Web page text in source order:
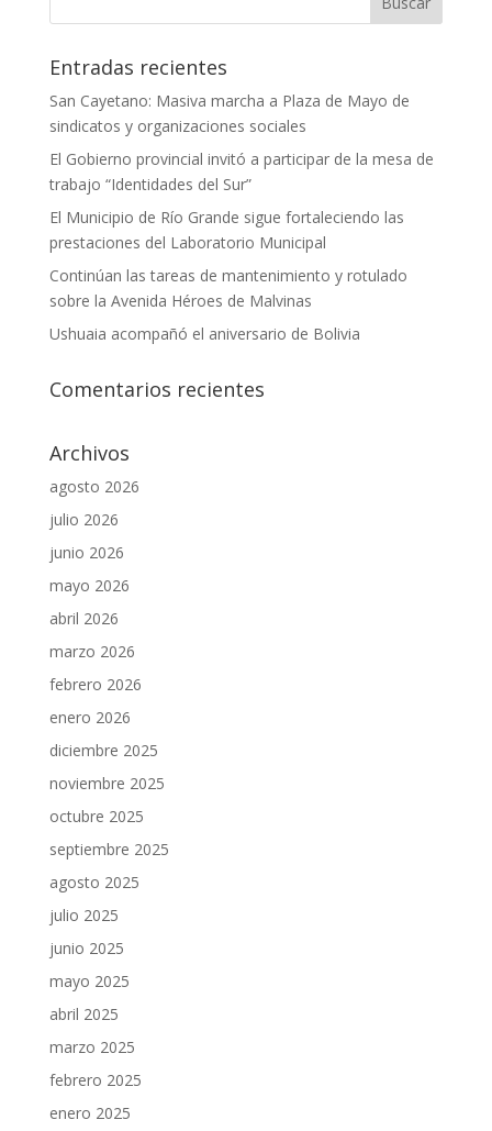
Entradas recientes
San Cayetano: Masiva marcha a Plaza de Mayo de
sindicatos y organizaciones sociales
El Gobierno provincial invitó a participar de la mesa de
trabajo “Identidades del Sur”
El Municipio de Río Grande sigue fortaleciendo las
prestaciones del Laboratorio Municipal
Continúan las tareas de mantenimiento y rotulado
sobre la Avenida Héroes de Malvinas
Ushuaia acompañó el aniversario de Bolivia
Comentarios recientes
Archivos
agosto 2026
julio 2026
junio 2026
mayo 2026
abril 2026
marzo 2026
febrero 2026
enero 2026
diciembre 2025
noviembre 2025
octubre 2025
septiembre 2025
agosto 2025
julio 2025
junio 2025
mayo 2025
abril 2025
marzo 2025
febrero 2025
enero 2025